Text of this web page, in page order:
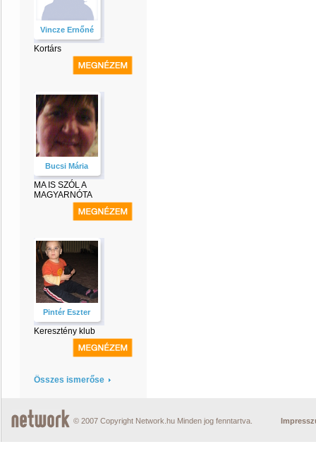
Vincze Ernőné
Kortárs
Bucsi Mária
MA IS SZÓL A
MAGYARNÓTA
Pintér Eszter
Keresztény klub
Összes ismerőse
© 2007 Copyright Network.hu Minden jog fenntartva.